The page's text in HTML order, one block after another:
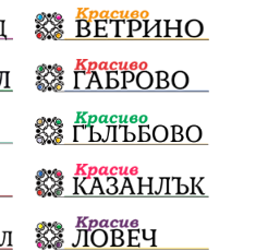
битка за справедливост
София мир
стара планина
професия